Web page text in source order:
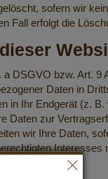
sofern wir
Fall erfolgt die
DSGVO bzw. Art.
Daten in
in Ihr Endgerät (z.
Daten zur
wir Ihre Daten,
Interesses